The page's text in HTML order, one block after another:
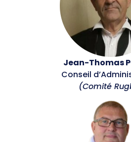
Jean-Thomas
Conseil
(Comité